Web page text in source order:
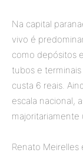
Na capital
vivo é
como depósitos
tubos e
custa 6 reais.
escala nacional,
majoritariamente
Renato